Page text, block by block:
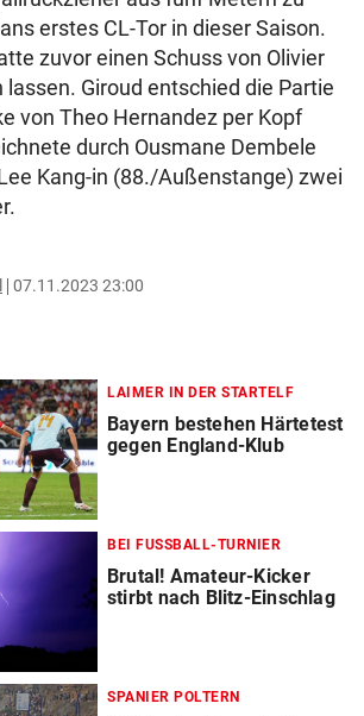
erstes CL-Tor in dieser Saison.
zuvor einen Schuss von Olivier
lassen. Giroud entschied die Partie
von Theo Hernandez per Kopf
durch Ousmane Dembele
Kang-in (88./Außenstange) zwei
07.11.2023 23:00
LAIMER IN DER STARTELF
Bayern bestehen Härtetest
gegen England-Klub
BEI FUSSBALL-TURNIER
Brutal! Amateur-Kicker
stirbt nach Blitz-Einschlag
SPANIER POLTERN